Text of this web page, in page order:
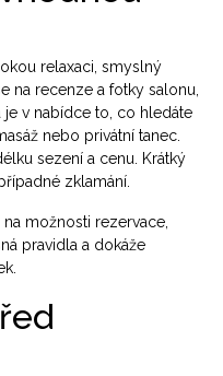
relaxaci, smyslný
na recenze a fotky salonu,
v nabídce to, co hledáte
nebo privátní tanec.
sezení a cenu. Krátký
zklamání.
možnosti rezervace,
pravidla a dokáže